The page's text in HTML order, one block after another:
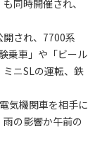
同時開催され、
され、7700系
乗車」や「ビール
ニSLの運転、鉄
気機関車を相手に
の影響か午前の